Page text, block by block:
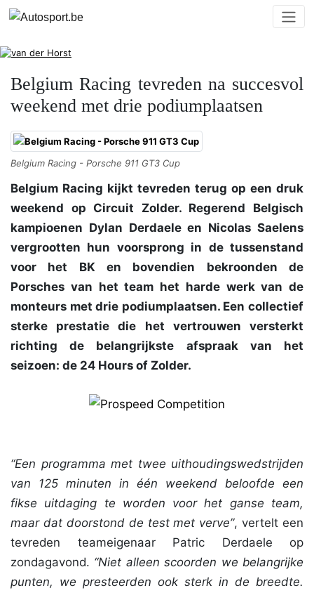
Belgium Racing tevreden na succesvol
weekend met drie podiumplaatsen
Belgium Racing - Porsche 911 GT3 Cup
Belgium Racing kijkt tevreden terug op een druk
weekend op Circuit Zolder. Regerend Belgisch
kampioenen Dylan Derdaele en Nicolas Saelens
vergrootten hun voorsprong in de tussenstand
voor het BK en bovendien bekroonden de
Porsches van het team het harde werk van de
monteurs met drie podiumplaatsen. Een collectief
sterke prestatie die het vertrouwen versterkt
richting de belangrijkste afspraak van het
seizoen: de 24 Hours of Zolder.
“Een programma met twee uithoudingswedstrijden
van 125 minuten in één weekend beloofde een
fikse uitdaging te worden voor het ganse team,
maar dat doorstond de test met verve”, vertelt een
tevreden teameigenaar Patric Derdaele op
zondagavond. “Niet alleen scoorden we belangrijke
punten, we presteerden ook sterk in de breedte.